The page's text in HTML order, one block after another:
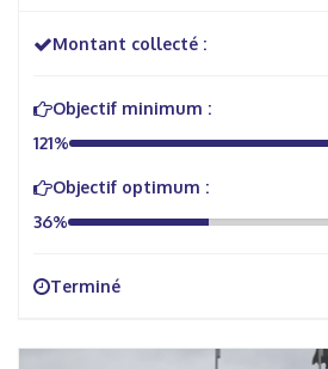
Montant collecté :
Objectif minimum :
121%
Objectif optimum :
36%
Terminé